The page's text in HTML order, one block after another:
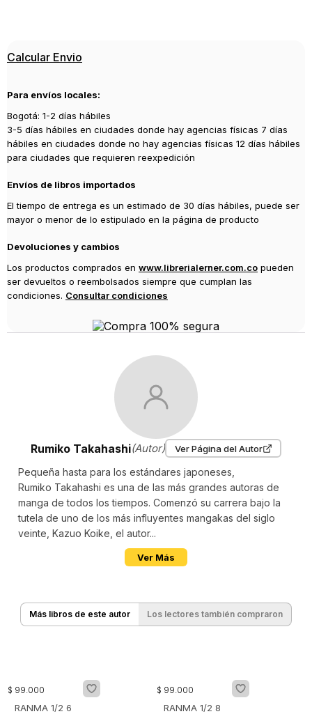
PLANETA
2016
Traductor
Daruma
Calcular Envio
Para envíos locales:
Bogotá: 1-2 días hábiles
3-5 días hábiles en ciudades donde hay agencias físicas 7 días
hábiles en ciudades donde no hay agencias físicas 12 días hábiles
para ciudades que requieren reexpedición
Envíos de libros importados
El tiempo de entrega es un estimado de 30 días hábiles, puede ser
mayor o menor de lo estipulado en la página de producto
Devoluciones y cambios
Los productos comprados en www.librerialerner.com.co pueden
ser devueltos o reembolsados siempre que cumplan las
condiciones. Consultar condiciones
Rumiko Takahashi(Autor) Ver Página del Autor
Pequeña hasta para los estándares japoneses,
Rumiko Takahashi es una de las más grandes autoras de
manga de todos los tiempos. Comenzó su carrera bajo la
tutela de uno de los más influyentes mangakas del siglo
veinte, Kazuo Koike, el autor...
Ver Más
Más libros de este autor Los lectores también compraron
$ 99.000
RANMA 1/2 6
$ 99.000
RANMA 1/2 8